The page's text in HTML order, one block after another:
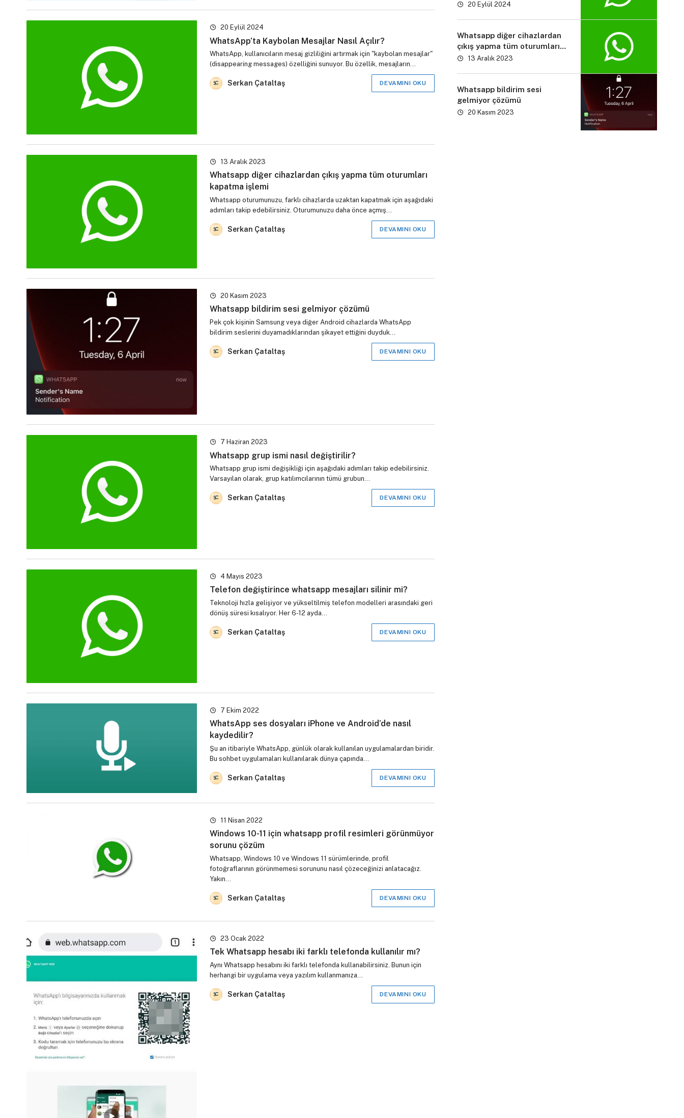
20 Eylül 2024
WhatsApp’ta Kaybolan Mesajlar Nasıl Açılır?
WhatsApp, kullanıcıların mesaj gizliliğini artırmak için "kaybolan mesajlar"
(disappearing messages) özelliğini sunuyor. Bu özellik, mesajların…
Serkan Çataltaş DEVAMINI OKU
13 Aralık 2023
Whatsapp diğer cihazlardan çıkış yapma tüm oturumları
kapatma işlemi
Whatsapp oturumunuzu, farklı cihazlarda uzaktan kapatmak için aşağıdaki
adımları takip edebilirsiniz. Oturumunuzu daha önce açmış…
Serkan Çataltaş DEVAMINI OKU
20 Kasım 2023
Whatsapp bildirim sesi gelmiyor çözümü
Pek çok kişinin Samsung veya diğer Android cihazlarda WhatsApp
bildirim seslerini duyamadıklarından şikayet ettiğini duyduk…
Serkan Çataltaş DEVAMINI OKU
7 Haziran 2023
Whatsapp grup ismi nasıl değiştirilir?
Whatsapp grup ismi değişikliği için aşağıdaki adımları takip edebilirsiniz.
Varsayılan olarak, grup katılımcılarının tümü grubun…
Serkan Çataltaş DEVAMINI OKU
4 Mayıs 2023
Telefon değiştirince whatsapp mesajları silinir mi?
Teknoloji hızla gelişiyor ve yükseltilmiş telefon modelleri arasındaki geri
dönüş süresi kısalıyor. Her 6-12 ayda…
Serkan Çataltaş DEVAMINI OKU
7 Ekim 2022
WhatsApp ses dosyaları iPhone ve Android’de nasıl
kaydedilir?
Şu an itibariyle WhatsApp, günlük olarak kullanılan uygulamalardan biridir.
Bu sohbet uygulamaları kullanılarak dünya çapında…
Serkan Çataltaş DEVAMINI OKU
11 Nisan 2022
Windows 10-11 için whatsapp profil resimleri görünmüyor
sorunu çözüm
Whatsapp, Windows 10 ve Windows 11 sürümlerinde, profil
fotoğraflarının görünmemesi sorununu nasıl çözeceğinizi anlatacağız.
Yakın…
Serkan Çataltaş DEVAMINI OKU
23 Ocak 2022
Tek Whatsapp hesabı iki farklı telefonda kullanılır mı?
Aynı Whatsapp hesabını iki farklı telefonda kullanabilirsiniz. Bunun için
herhangi bir uygulama veya yazılım kullanmanıza…
Serkan Çataltaş DEVAMINI OKU
20 Eylül 2024
Whatsapp diğer cihazlardan
çıkış yapma tüm oturumları
kapatma işlemi
13 Aralık 2023
Whatsapp bildirim sesi
gelmiyor çözümü
20 Kasım 2023